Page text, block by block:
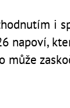
i
napoví,
může